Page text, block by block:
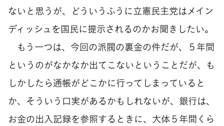
ないと思うが、どういうふうに立憲民主党はメイン
ディッシュを国民に提示されるのかお聞きしたい。
もう一つは、今回の派閥の裏金の件だが、５年間
というのがなかなか出てこないということだが、も
しかしたら通帳がどこかに行ってしまっていると
か、そういう口実があるかもしれないが、銀行は、
お金の出入記録を参照するときに、大体５年間くら